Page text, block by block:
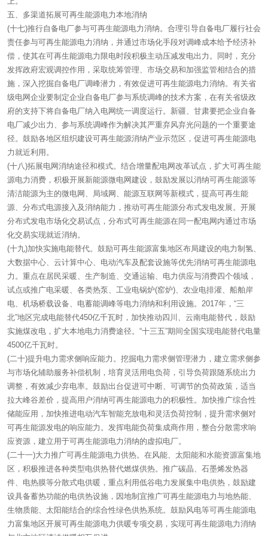
五、多渠道拓展可再生能源电力本地消纳
(十七)推行自备电厂参与可再生能源电力消纳。合理引导自备电厂履行社会
责任参与可再生能源电力消纳，并通过市场化手段对调峰成本给予经济补
偿，使其在可再生能源电力限电时段积极主动压减发电出力。同时，充分
发挥政府宏观调控作用，采取统筹管理、市场交易和加强监管相结合的措
施，深入挖掘自备电厂调峰潜力，有效促进可再生能源电力消纳。有关省
级电网企业要制定企业自备电厂参与系统调峰的技术方案，在有关省级政
府的支持下将自备电厂纳入电网统一调度运行。新疆、甘肃要把企业自备
电厂减少出力、参与系统调峰作为解决其严重弃风弃光问题的一个重要途
径。鼓励各地区组织建设可再生能源消纳产业示范区，促进可再生能源电
力就近利用。
(十八)拓展电网消纳途径和模式。结合增量配电网改革试点，扩大可再生能
源电力消费，积极开展新能源微电网建设，鼓励发展以消纳可再生能源等
清洁能源为主的微电网、局域网、能源互联网等新模式，提高可再生能
源、分布式电源接入及消纳能力，推动可再生能源分布式发电发展。开展
分布式发电市场化交易试点，分布式可再生能源在同一配电网内通过市场
化交易实现就近消纳。
(十九)加快实施电能替代。鼓励可再生能源富集地区布局建设的电力制氢、
大数据中心、云计算中心、电动汽车及配套设施等优先消纳可再生能源电
力。重点在居民采暖、生产制造、交通运输、电力供应与消费四个领域，
试点或推广电采暖、各类热泵、工业电锅炉(窑炉)、农业电排灌、船舶岸
电、机场桥载设备、电蓄能调峰等电力消纳和利用设施。2017年，“三
北”地区完成电能替代450亿千瓦时，加快推动四川、云南电能替代，鼓励
实施煤改电，扩大本地电力消费途径。“十三五”期间全国实现电能替代电量
4500亿千瓦时。
(二十)提升电力需求侧响应能力。挖掘电力需求侧管理潜力，建立需求侧参
与市场化辅助服务补偿机制，培育灵活用电负荷，引导负荷跟随系统出力
调整，有效减少弃电率。鼓励出台促进可中断、可调节的负荷政策，适当
拉大峰谷差价，提高用户消纳可再生能源电力的积极性。加快推广综合性
储能应用，加快推进电动汽车智能充放电和灵活负荷控制，提升需求侧对
可再生能源发电的响应能力。发挥电能负荷集成商作用，整合分散需求响
应资源，建立用于可再生能源电力消纳的虚拟电厂。
(二十一)大力推广可再生能源电力供热。在风能、太阳能和水能资源富集地
区，积极推进各种类型电供热替代燃煤供热。推广碳晶、石墨烯发热器
件、电热膜等分散式电供暖，重点利用低谷电力发展集中电供热，鼓励建
设具备蓄热功能的电供热设施，因地制宜推广可再生能源电力与地热能、
生物质能、太阳能结合的综合性绿色供热系统。鼓励风电等可再生能源电
力富集地区开展可再生能源电力供暖专项交易，实现可再生能源电力消纳